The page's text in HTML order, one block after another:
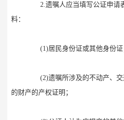
2.遗嘱人应当填写公证申请表
料：
(1)居民身份证或其他身份证
(2)遗嘱所涉及的不动产、交通
的财产的产权证明；